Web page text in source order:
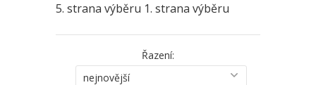
5. strana výběru 1. strana výběru
Řazení:
nejnovější